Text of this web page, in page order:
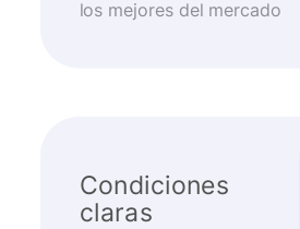
los mejores del mercado
Condiciones
claras